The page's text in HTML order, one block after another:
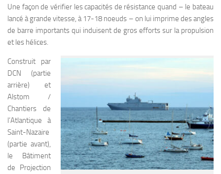
Une façon de vérifier les capacités de résistance quand – le bateau
lancé à grande vitesse, à 17-18 noeuds – on lui imprime des angles
de barre importants qui induisent de gros efforts sur la propulsion
et les hélices.
Construit par
DCN (partie
arrière) et
Alstom /
Chantiers de
l’Atlantique à
Saint-Nazaire
(partie avant),
le Bâtiment
de Projection